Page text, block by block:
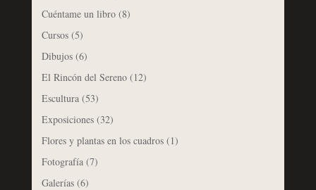
Cuéntame un libro(8)
Cursos(5)
Dibujos(6)
El Rincón del Sereno(12)
Escultura(53)
Exposiciones(32)
Flores y plantas en los cuadros(1)
Fotografía(7)
Galerías(6)